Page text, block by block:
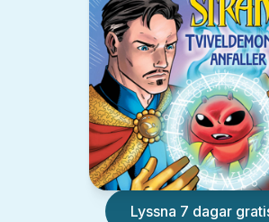
Lyssna 7 dagar